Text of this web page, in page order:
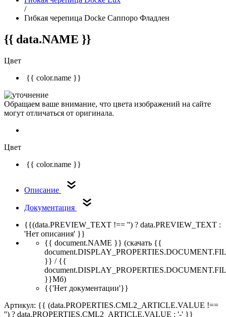
/
Гибкая черепица Docke Саппоро Фладлен
{{ data.NAME }}
Цвет
{{ color.name }}
Обращаем ваше внимание, что цвета изображений на сайте
могут отличаться от оригинала.
Цвет
{{ color.name }}
Описание
Документация
{{(data.PREVIEW_TEXT !== '') ? data.PREVIEW_TEXT :
'Нет описания' }}
{{ document.NAME }} (скачать {{
}} / {{
}}Мб)
{{'Нет документации'}}
Артикул: {{ (data.PROPERTIES.CML2_ARTICLE.VALUE !==
'') ? data.PROPERTIES.CML2_ARTICLE.VALUE : '-' }}